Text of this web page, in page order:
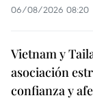
06/08/2026 08:20
Vietnam y
asociación
confianza y